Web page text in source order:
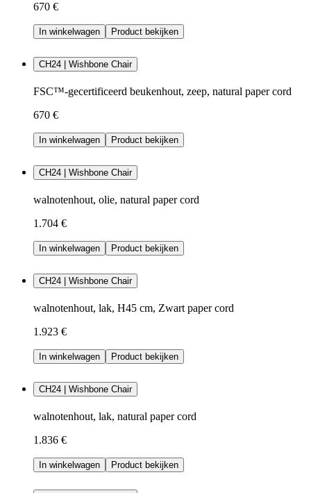
670 €
In winkelwagen Product bekijken
CH24 | Wishbone Chair
FSC™-gecertificeerd beukenhout, zeep, natural paper cord
670 €
In winkelwagen Product bekijken
CH24 | Wishbone Chair
walnotenhout, olie, natural paper cord
1.704 €
In winkelwagen Product bekijken
CH24 | Wishbone Chair
walnotenhout, lak, H45 cm, Zwart paper cord
1.923 €
In winkelwagen Product bekijken
CH24 | Wishbone Chair
walnotenhout, lak, natural paper cord
1.836 €
In winkelwagen Product bekijken